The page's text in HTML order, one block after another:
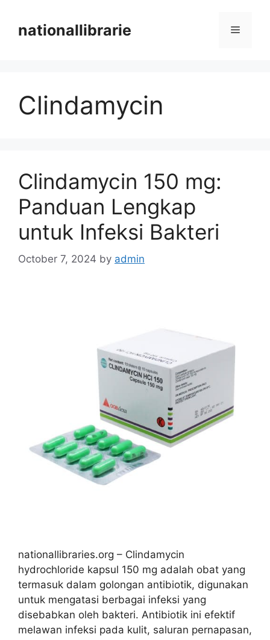
contentnationallibrarie Menu
Clindamycin
Clindamycin 150 mg:
Panduan Lengkap
untuk Infeksi Bakteri
October 7, 2024 by admin
nationallibraries.org – Clindamycin
hydrochloride kapsul 150 mg adalah obat yang
termasuk dalam golongan antibiotik, digunakan
untuk mengatasi berbagai infeksi yang
disebabkan oleh bakteri. Antibiotik ini efektif
melawan infeksi pada kulit, saluran pernapasan,